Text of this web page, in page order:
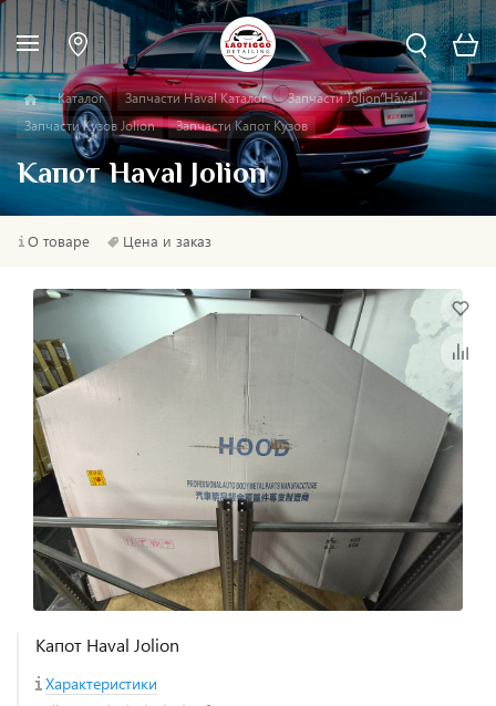
Каталог Запчасти Haval Каталог
Запчасти Jolion Haval
Запчасти Кузов Jolion
Запчасти Капот Кузов
Капот Haval Jolion
О товаре Цена и заказ
Капот Haval Jolion
Характеристики